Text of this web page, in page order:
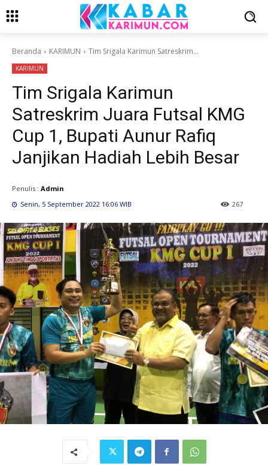
Beranda KARIMUN Tim Srigala Karimun Satreskrim...
KARIMUN
Tim Srigala Karimun
Satreskrim Juara Futsal KMG
Cup 1, Bupati Aunur Rafiq
Janjikan Hadiah Lebih Besar
Penulis : Admin
Senin, 5 September 2022 16:06 WIB
267